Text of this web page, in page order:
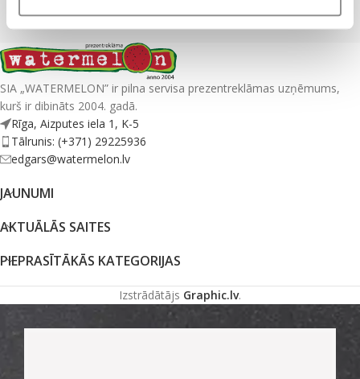
SIA „WATERMELON” ir pilna servisa prezentreklāmas uzņēmums,
kurš ir dibināts 2004. gadā.
Rīga, Aizputes iela 1, K-5
Tālrunis: (+371) 29225936
edgars@watermelon.lv
JAUNUMI
AKTUĀLĀS SAITES
PIEPRASĪTĀKĀS KATEGORIJAS
Izstrādātājs Graphic.lv.